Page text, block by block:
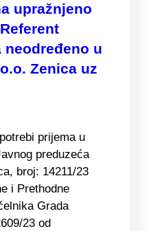
upražnjeno
neodređeno u
Zenica uz
prijema u
preduzeća
broj: 14211/23
i Prethodne
Grada
23 od